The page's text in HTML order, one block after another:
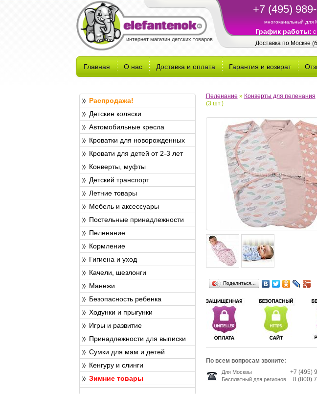
интернет магазин детских товаров
+7 (495)
многоканальный для
График работы:
Доставка по Москве
Главная О нас Доставка и оплата Гарантия и возврат
Распродажа!
Детские коляски
Автомобильные кресла
Кроватки для новорожденных
Кровати для детей от 2-3 лет
Конверты, муфты
Детский транспорт
Летние товары
Мебель и аксессуары
Постельные принадлежности
Пеленание
Кормление
Гигиена и уход
Качели, шезлонги
Манежи
Безопасность ребенка
Ходунки и прыгунки
Игры и развитие
Принадлежности для выписки
Сумки для мам и детей
Кенгуру и слинги
Зимние товары
Пеленание » Конверты для пеленания
(3 шт.)
Поделиться…
По всем вопросам звоните:
Для Москвы
Бесплатный для регионов
+7 (495)
8 (800)